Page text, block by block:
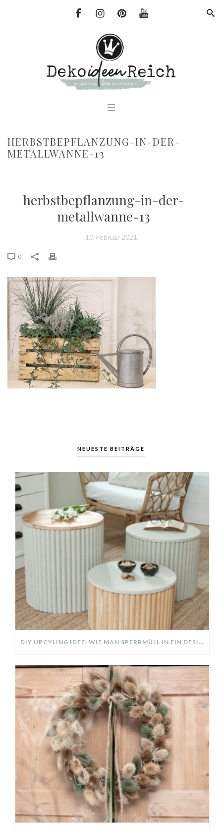
HERBSTBEPFLANZUNG-IN-DER-
METALLWANNE-13
herbstbepflanzung-in-der-
metallwanne-13
10. Februar 2021
0
NEUESTE BEITRÄGE
DIY UPCYLING IDEE: WIE MAN SPERRMÜLL IN EIN DESIGNER TEIL VERWANDELT